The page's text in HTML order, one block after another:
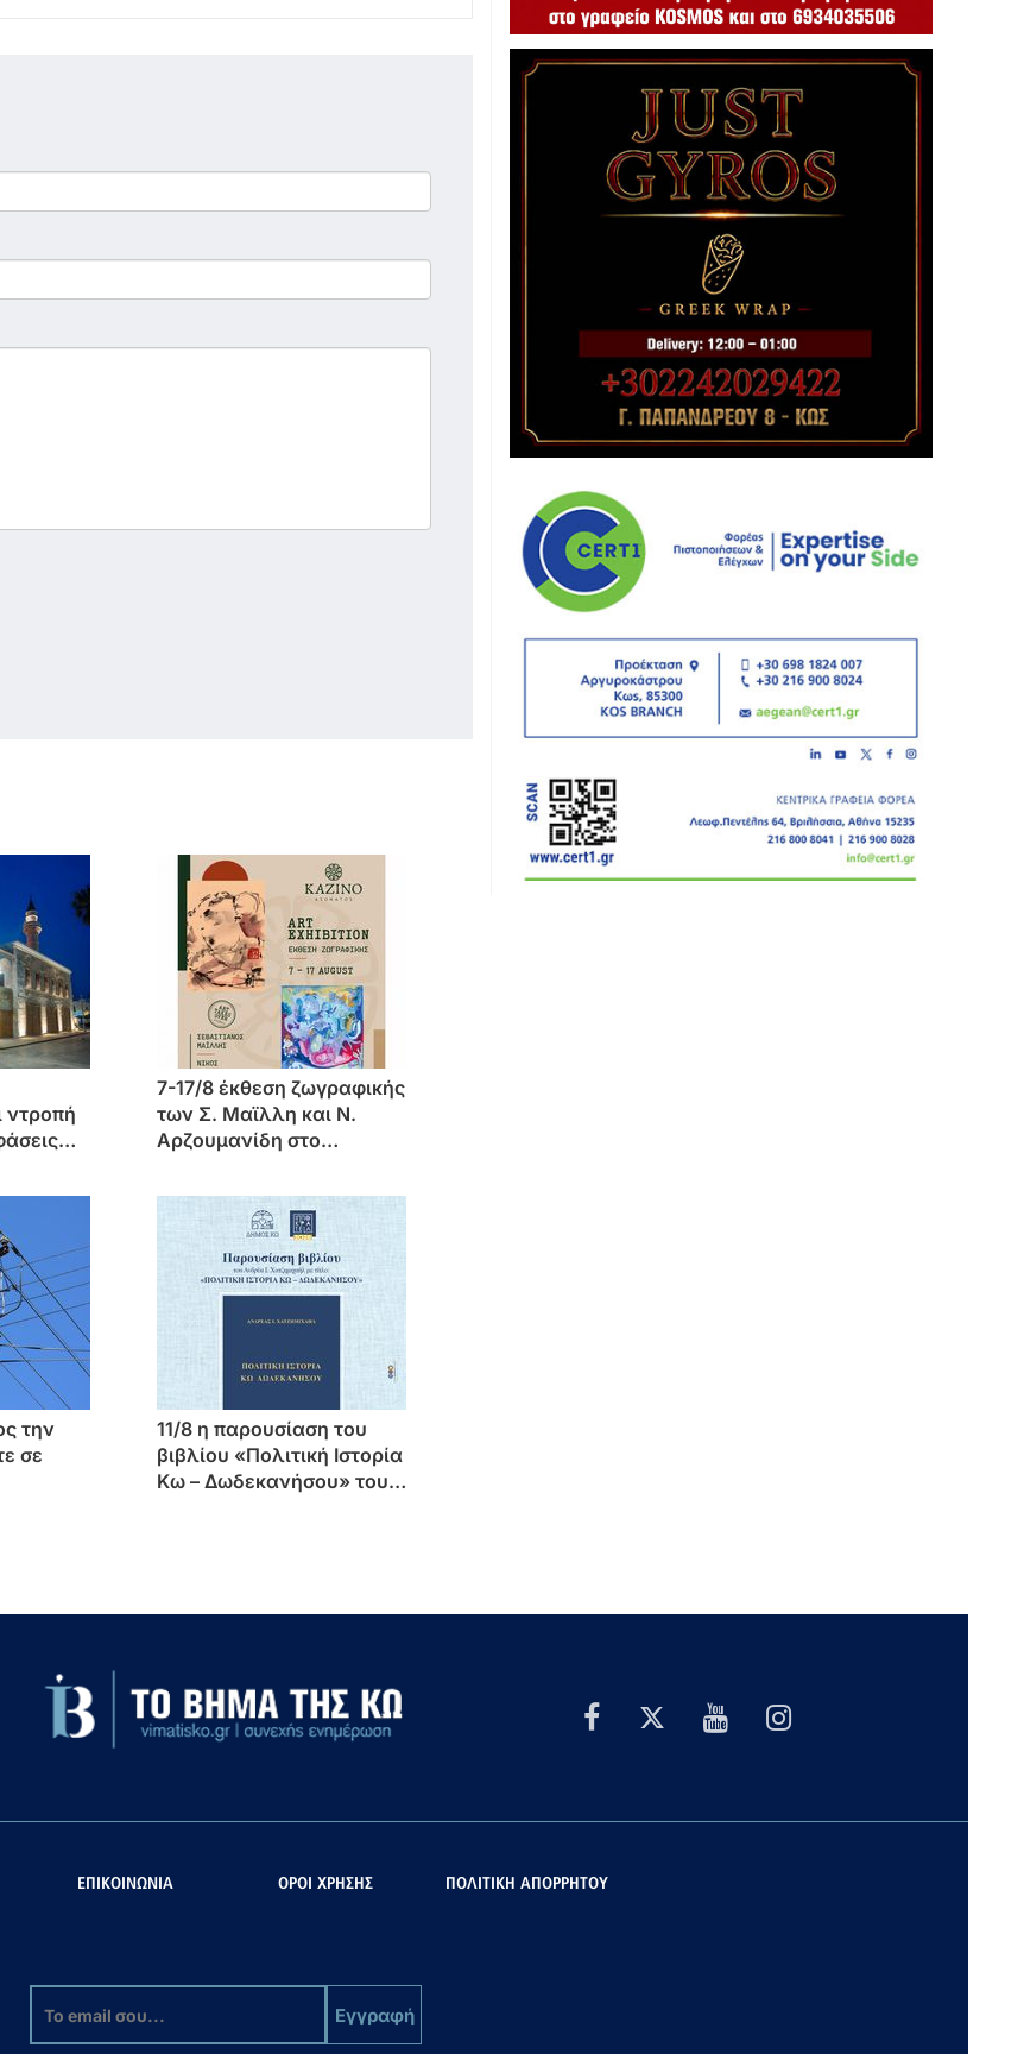
ντροπή
7-17/8 έκθεση ζωγραφικής
των Σ. Μαϊλλη και Ν.
Αρζουμανίδη στο
την
σε
11/8 η παρουσίαση του
βιβλίου «Πολιτική Ιστορία
Κω – Δωδεκανήσου» του
ΕΠΙΚΟΙΝΩΝΙΑ ΟΡΟΙ ΧΡΗΣΗΣ ΠΟΛΙΤΙΚΗ ΑΠΟΡΡΗΤΟΥ
Εγγραφή